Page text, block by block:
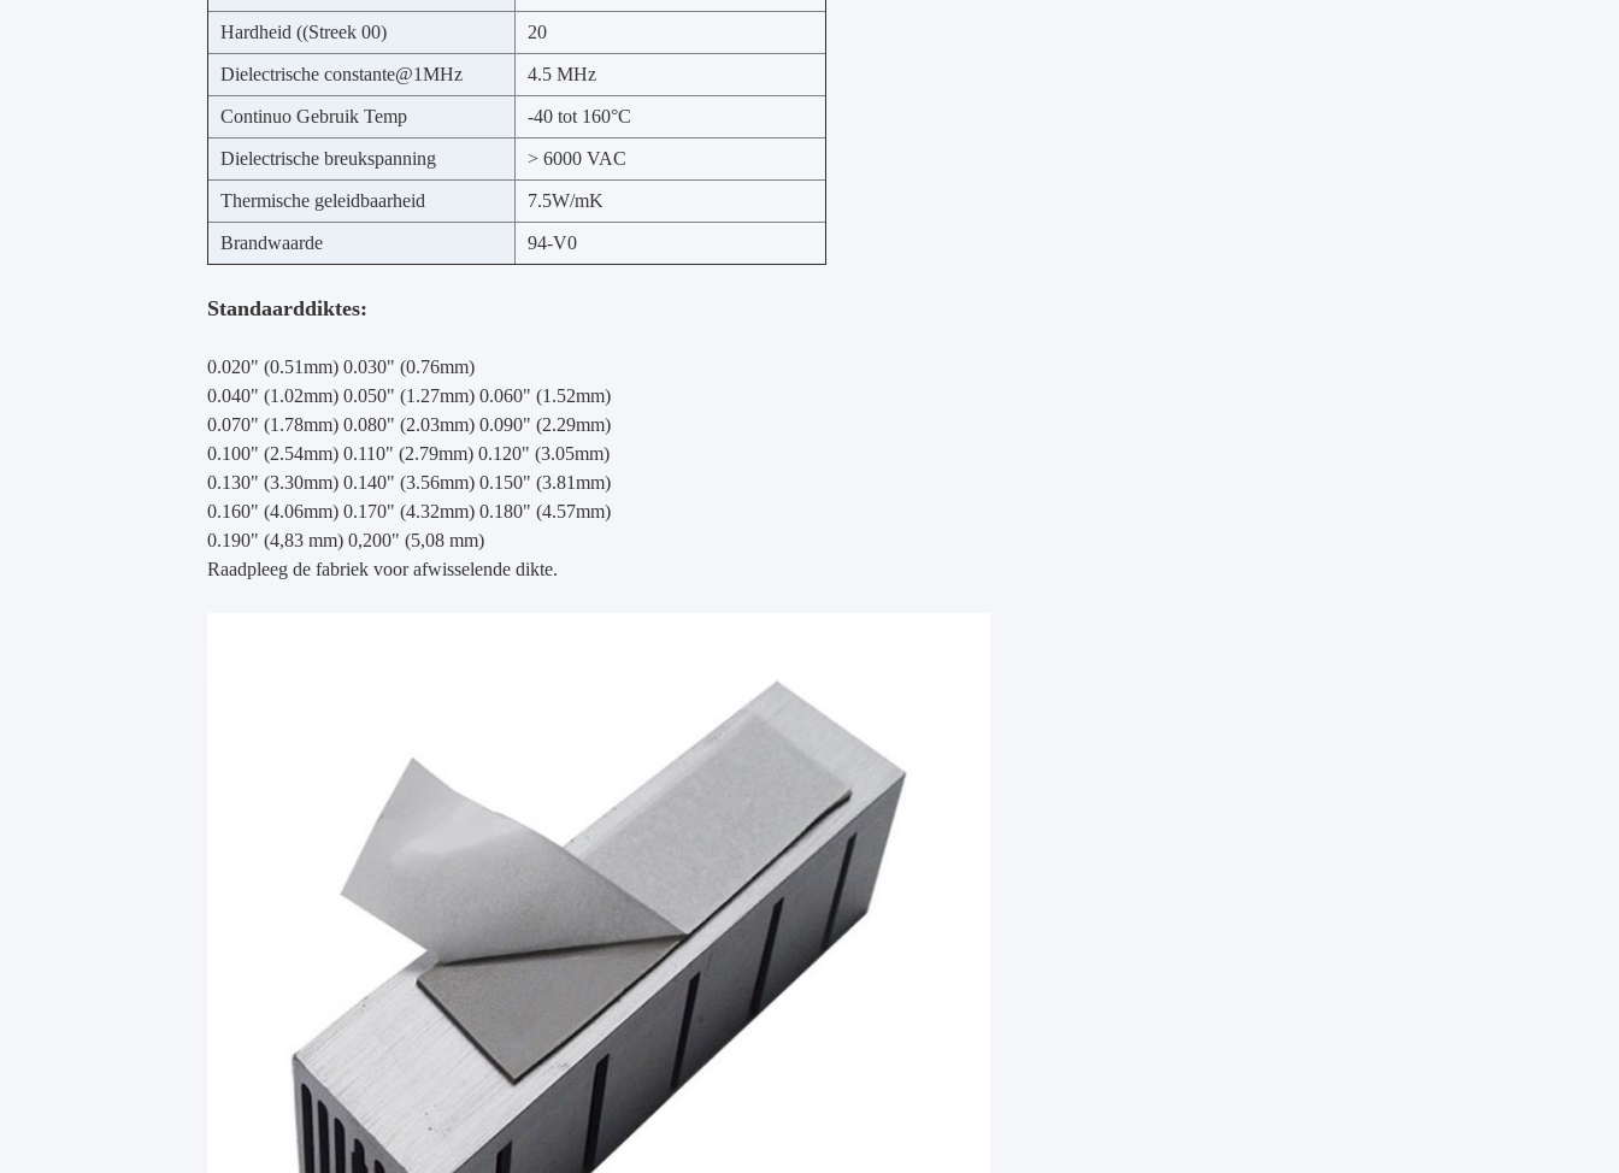
Hardheid ((Streek 00) 20
Dielectrische constante@1MHz 4.5 MHz
Continuo Gebruik Temp -40 tot 160°C
Dielectrische breukspanning > 6000 VAC
Thermische geleidbaarheid 7.5W/mK
Brandwaarde 94-V0
Standaarddiktes:
0.020" (0.51mm) 0.030" (0.76mm)
0.040" (1.02mm) 0.050" (1.27mm) 0.060" (1.52mm)
0.070" (1.78mm) 0.080" (2.03mm) 0.090" (2.29mm)
0.100" (2.54mm) 0.110" (2.79mm) 0.120" (3.05mm)
0.130" (3.30mm) 0.140" (3.56mm) 0.150" (3.81mm)
0.160" (4.06mm) 0.170" (4.32mm) 0.180" (4.57mm)
0.190" (4,83 mm) 0,200" (5,08 mm)
Raadpleeg de fabriek voor afwisselende dikte.